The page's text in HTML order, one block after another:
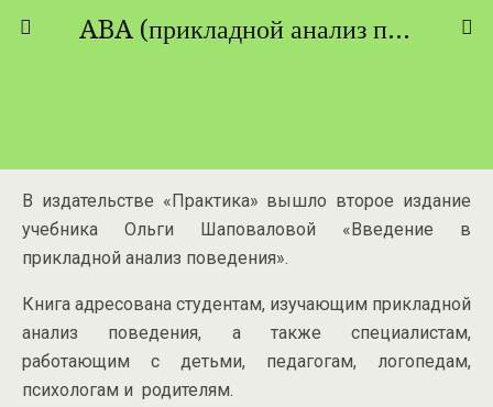
ABA (прикладной анализ поведения) - ТЕОРИЯ И ПРАКТИКА
В издательстве «Практика» вышло второе издание
учебника Ольги Шаповаловой «Введение в
прикладной анализ поведения».
Книга адресована студентам, изучающим прикладной
анализ поведения, а также специалистам,
работающим с детьми, педагогам, логопедам,
психологам и родителям.